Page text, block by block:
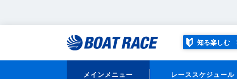
知る楽しむ
メインメニュー レーススケジュール